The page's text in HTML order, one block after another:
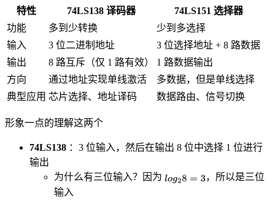
特性 74LS138 译码器
74LS151 选择器
功能
多到少转换
少到多选择
输入
3 位二进制地址
3 位选择地址 + 8 路数据
输出
8 路互斥（仅 1 路有效）
1 路数据输出
方向
通过地址实现单线激活
多数据，但是单线选择
典型应用 芯片选择、地址译码 数据路由、信号切换
形象一点的理解这两个
74LS138 ：3 位输入，然后在输出 8 位中选择 1 位进行
输出
为什么有三位输入？因为
，所以是三位
输入